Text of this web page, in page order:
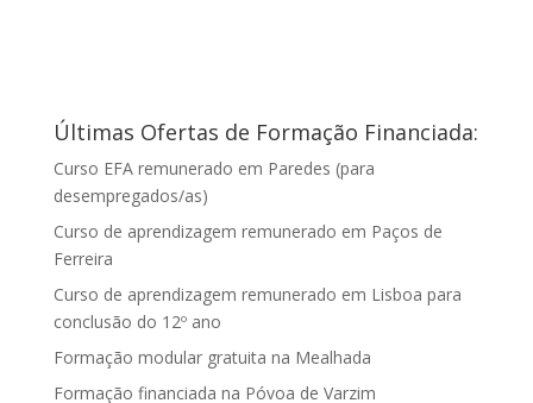
Últimas Ofertas de Formação Financiada:
Curso EFA remunerado em Paredes (para
desempregados/as)
Curso de aprendizagem remunerado em Paços de
Ferreira
Curso de aprendizagem remunerado em Lisboa para
conclusão do 12º ano
Formação modular gratuita na Mealhada
Formação financiada na Póvoa de Varzim